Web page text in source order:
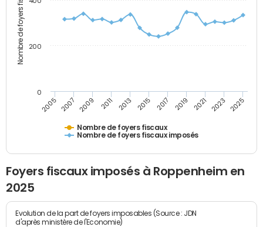
Nombre de foyers fiscaux
Nombre de foyers fiscaux
Nombre de foyers fiscaux imposés
2005 2007 2009 2011 2013 2015 2017 2019 2021 2023 2025
0
200
Foyers fiscaux imposés à Roppenheim en
2025
Evolution de la part de foyers imposables (Source : JDN
d'après ministère de l'Economie)